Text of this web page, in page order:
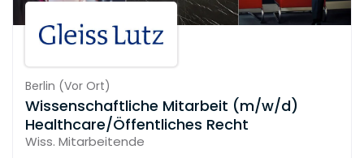
Berlin (Vor Ort)
Wissenschaftliche Mitarbeit (m/w/d)
Healthcare/Öffentliches Recht
Wiss. Mitarbeitende